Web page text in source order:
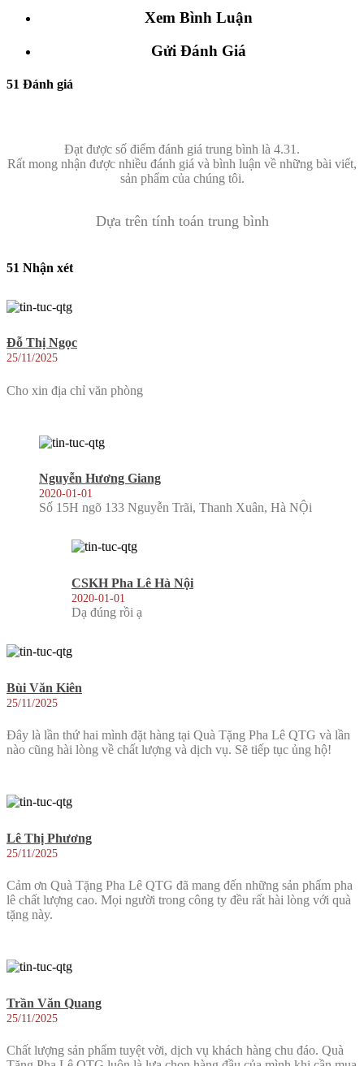
Xem Bình Luận
Gửi Đánh Giá
51 Đánh giá
Đạt được số điểm đánh giá trung bình là 4.31.
Rất mong nhận được nhiều đánh giá và bình luận về những bài viết,
sản phẩm của chúng tôi.
Dựa trên tính toán trung bình
51 Nhận xét
Đỗ Thị Ngọc
25/11/2025
Cho xin địa chỉ văn phòng
Nguyễn Hương Giang
2020-01-01
Số 15H ngõ 133 Nguyễn Trãi, Thanh Xuân, Hà NỘi
CSKH Pha Lê Hà Nội
2020-01-01
Dạ đúng rồi ạ
Bùi Văn Kiên
25/11/2025
Đây là lần thứ hai mình đặt hàng tại Quà Tặng Pha Lê QTG và lần
nào cũng hài lòng về chất lượng và dịch vụ. Sẽ tiếp tục ủng hộ!
Lê Thị Phương
25/11/2025
Cảm ơn Quà Tặng Pha Lê QTG đã mang đến những sản phẩm pha
lê chất lượng cao. Mọi người trong công ty đều rất hài lòng với quà
tặng này.
Trần Văn Quang
25/11/2025
Chất lượng sản phẩm tuyệt vời, dịch vụ khách hàng chu đáo. Quà